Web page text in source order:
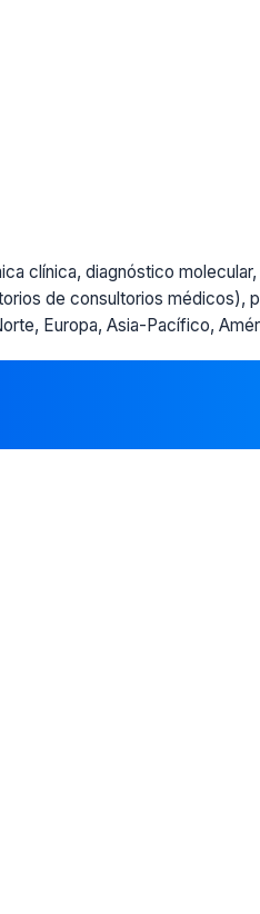
clínica, diagnóstico
de consultorios médicos),
Europa, Asia-Pacífico,